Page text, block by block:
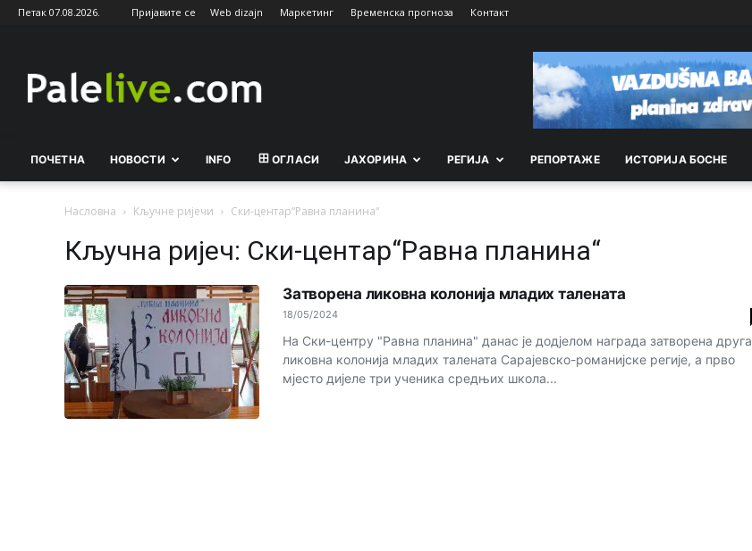
Петак 07.08.2026. Пријавите се Web dizajn Маркетинг Временска прогноза Контакт
ПОЧЕТНА НОВОСТИ INFO ОГЛАСИ ЈАХОРИНА РEГИЈА РEПОРТАЖE ИСТОРИЈА БОСНЕ
Насловна Кључне ријечи Ски-центар“Равна планина“
Кључна ријеч: Ски-центар“Равна планина“
Затворена ликовна колонија младих талената
18/05/2024
На Ски-центру "Равна планина" данас је дод‌јелом награда затворена друга
ликовна колонија младих талената Сарајевско-романијске регије, а прво
мјесто дијеле три ученика средњих школа...